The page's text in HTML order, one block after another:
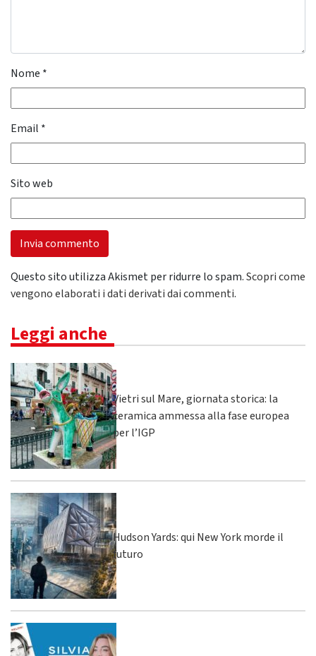
Nome *
Email *
Sito web
Questo sito utilizza Akismet per ridurre lo spam.Scopri come
vengono elaborati i dati derivati dai commenti.
Leggi anche
Vietri sul Mare, giornata storica: la
ceramica ammessa alla fase europea
per l’IGP
Hudson Yards: qui New York morde il
futuro